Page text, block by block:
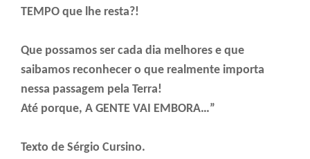
TEMPO que lhe resta?!
Que possamos ser cada dia melhores e que
saibamos reconhecer o que realmente importa
nessa passagem pela Terra!
Até porque, A GENTE VAI EMBORA…”
Texto de Sérgio Cursino.